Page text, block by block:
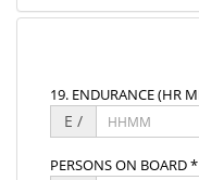
19. ENDURANCE (HR
E /
PERSONS ON BOARD *